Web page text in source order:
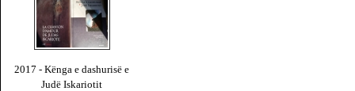
2017 - Kënga e dashurisë e
Judë Iskariotit